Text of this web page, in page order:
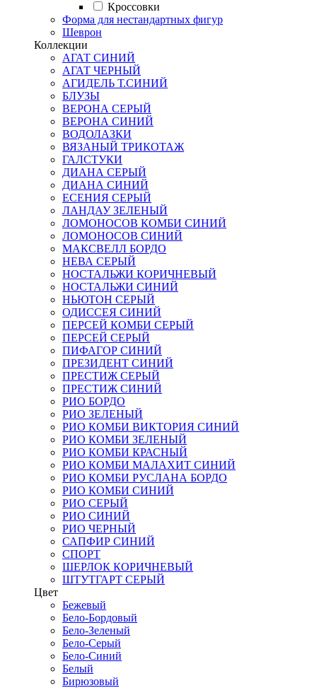
Кроссовки
Форма для нестандартных фигур
Шеврон
Коллекции
АГАТ СИНИЙ
АГАТ ЧЕРНЫЙ
АГИДЕЛЬ Т.СИНИЙ
БЛУЗЫ
ВЕРОНА СЕРЫЙ
ВЕРОНА СИНИЙ
ВОДОЛАЗКИ
ВЯЗАНЫЙ ТРИКОТАЖ
ГАЛСТУКИ
ДИАНА СЕРЫЙ
ДИАНА СИНИЙ
ЕСЕНИЯ СЕРЫЙ
ЛАНДАУ ЗЕЛЕНЫЙ
ЛОМОНОСОВ КОМБИ СИНИЙ
ЛОМОНОСОВ СИНИЙ
МАКСВЕЛЛ БОРДО
НЕВА СЕРЫЙ
НОСТАЛЬЖИ КОРИЧНЕВЫЙ
НОСТАЛЬЖИ СИНИЙ
НЬЮТОН СЕРЫЙ
ОДИССЕЯ СИНИЙ
ПЕРСЕЙ КОМБИ СЕРЫЙ
ПЕРСЕЙ СЕРЫЙ
ПИФАГОР СИНИЙ
ПРЕЗИДЕНТ СИНИЙ
ПРЕСТИЖ СЕРЫЙ
ПРЕСТИЖ СИНИЙ
РИО БОРДО
РИО ЗЕЛЕНЫЙ
РИО КОМБИ ВИКТОРИЯ СИНИЙ
РИО КОМБИ ЗЕЛЕНЫЙ
РИО КОМБИ КРАСНЫЙ
РИО КОМБИ МАЛАХИТ СИНИЙ
РИО КОМБИ РУСЛАНА БОРДО
РИО КОМБИ СИНИЙ
РИО СЕРЫЙ
РИО СИНИЙ
РИО ЧЕРНЫЙ
САПФИР СИНИЙ
СПОРТ
ШЕРЛОК КОРИЧНЕВЫЙ
ШТУТГАРТ СЕРЫЙ
Цвет
Бежевый
Бело-Бордовый
Бело-Зеленый
Бело-Серый
Бело-Синий
Белый
Бирюзовый